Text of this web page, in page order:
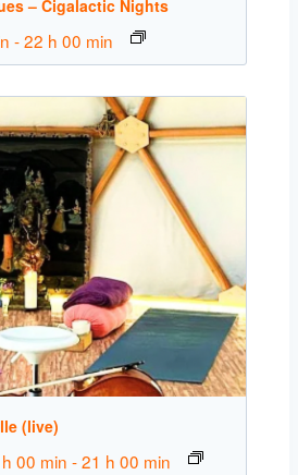
– Cigalactic Nights
-22 h 00 min
(live)
00 min -21 h 00 min